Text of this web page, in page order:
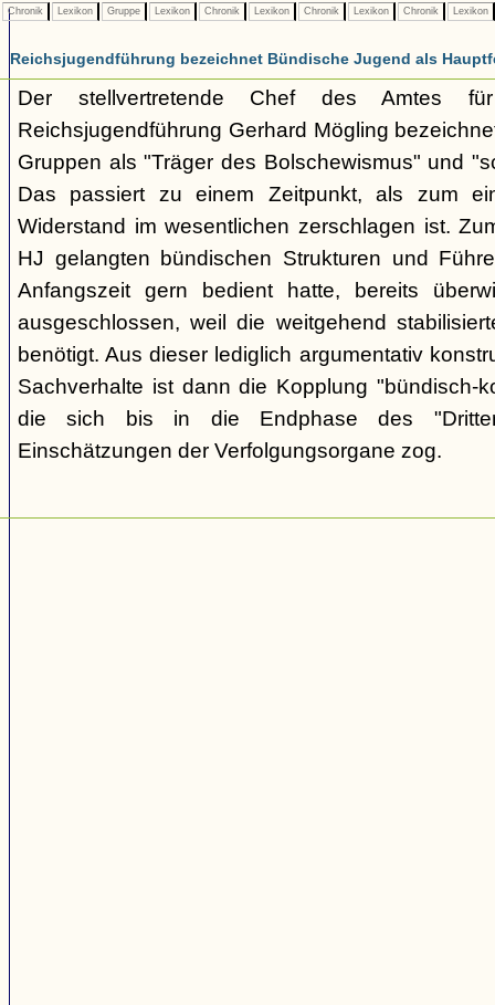
Chronik Lexikon Gruppe Lexikon Chronik Lexikon Chronik Lexikon Chronik Lexikon
Reichsjugendführung bezeichnet Bündische Jugend als
Der stellvertretende Chef des Amtes
Reichsjugendführung Gerhard Mögling
Gruppen als "Träger des Bolschewismus" und
Das passiert zu einem Zeitpunkt, als zum
Widerstand im wesentlichen zerschlagen ist.
HJ gelangten bündischen Strukturen und
Anfangszeit gern bedient hatte, bereits
ausgeschlossen, weil die weitgehend
benötigt. Aus dieser lediglich argumentativ
Sachverhalte ist dann die Kopplung "bündisch-
die sich bis in die Endphase des
Einschätzungen der Verfolgungsorgane zog.